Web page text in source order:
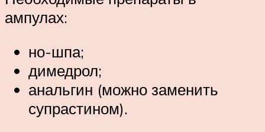
ампулах:
но-шпа;
димедрол;
анальгин (можно заменить
супрастином).